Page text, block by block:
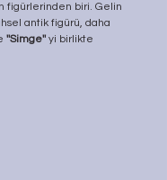
figürlerinden biri. Gelin
antik figürü, daha
''Simge'' yi birlikte